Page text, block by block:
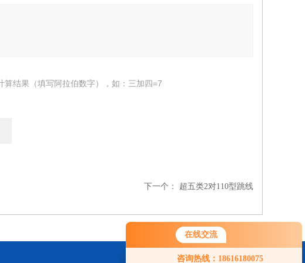
在线交流
咨询热线：18616180075
算结果（填写阿拉伯数字），如：三加四=7
下一个： 超五类2对110型跳线